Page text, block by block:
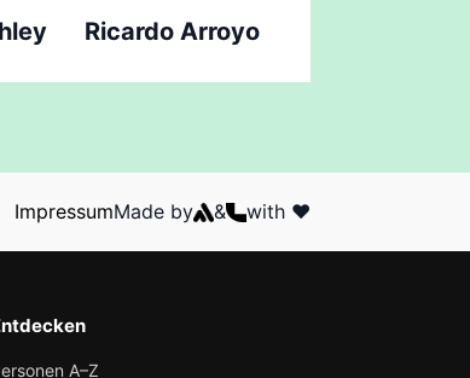
Ricardo Arroyo
ImpressumMade by & with ❤️
A–Z